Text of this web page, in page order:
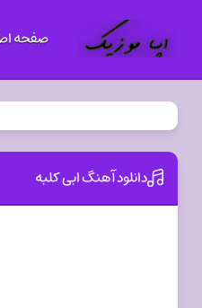
صفحه
دانلود آهنگ ابی کلبه